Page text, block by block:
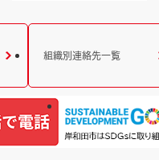
組織別連絡先一覧